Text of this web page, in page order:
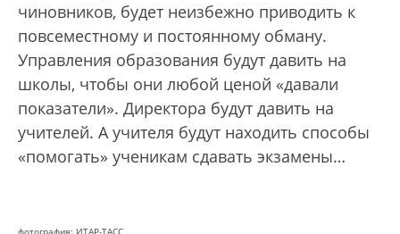
чиновников, будет неизбежно приводить к
повсеместному и постоянному обману.
Управления образования будут давить на
школы, чтобы они любой ценой «давали
показатели». Директора будут давить на
учителей. А учителя будут находить способы
«помогать» ученикам сдавать экзамены…